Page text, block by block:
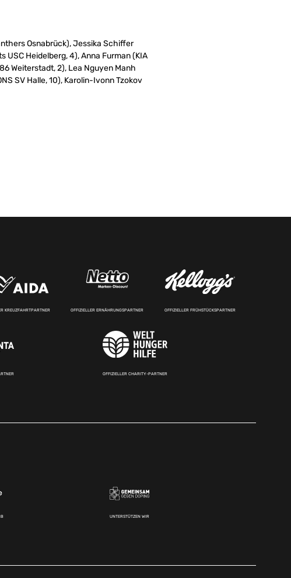
Osnabrück), Jessika Schiffer
USC Heidelberg, 4), Anna Furman (KIA
Weiterstadt, 2), Lea Nguyen Manh
SV Halle, 10), Karolin-Ivonn Tzokov
KREUZFAHRTPARTNER OFFIZIELLER ERNÄHRUNGSPARTNER OFFIZIELLER FRÜHSTÜCKSPARTNER
OFFIZIELLER CHARITY-PARTNER
UNTERSTÜTZEN WIR